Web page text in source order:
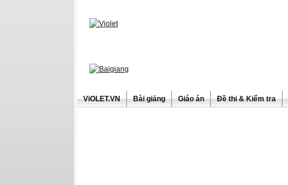
ViOLET.VN Bài giảng Giáo án Đề thi & Kiểm tra